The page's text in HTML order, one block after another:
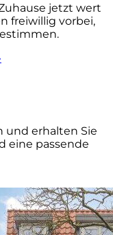
jetzt wert
freiwillig vorbei,
und erhalten Sie
eine passende